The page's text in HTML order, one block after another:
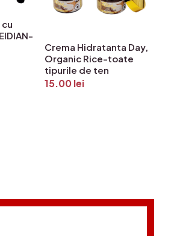
Crema Hidratanta Day,
Organic Rice-toate
tipurile de ten
15.00lei